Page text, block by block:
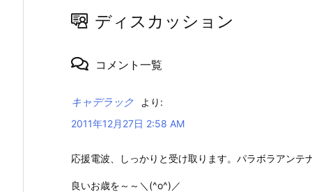
ディスカッション
コメント一覧
キャデラック
より:
2011年12月27日 2:58 AM
応援電波、しっかりと受け取ります。パラボラアンテ
良いお歳を～～＼(^o^)／